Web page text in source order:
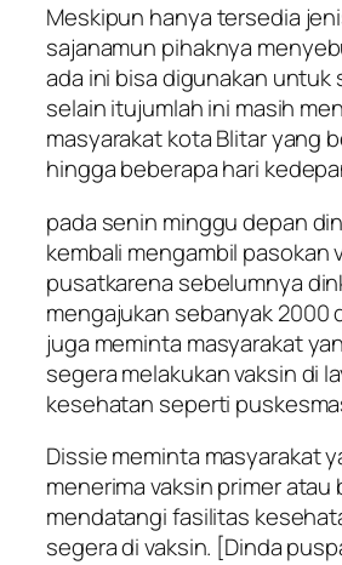
Meskipun hanya tersedia
sajanamun pihaknya
ada ini bisa digunakan untuk
selain itujumlah ini masih
masyarakat kota Blitar yang
hingga beberapa hari
pada senin minggu depan
kembali mengambil pasokan
pusatkarena sebelumnya
mengajukan sebanyak 2000
juga meminta masyarakat
segera melakukan vaksin di
kesehatan seperti
Dissie meminta masyarakat
menerima vaksin primer
mendatangi fasilitas
segera di vaksin. [Dinda